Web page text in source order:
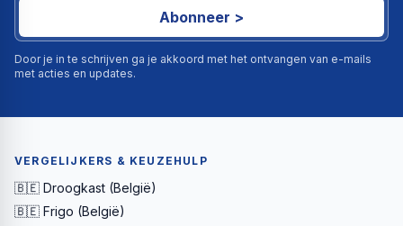
Abonneer >
Door je in te schrijven ga je akkoord met het ontvangen van e-mails
met acties en updates.
VERGELIJKERS & KEUZEHULP
🇧🇪 Droogkast (België)
🇧🇪 Frigo (België)